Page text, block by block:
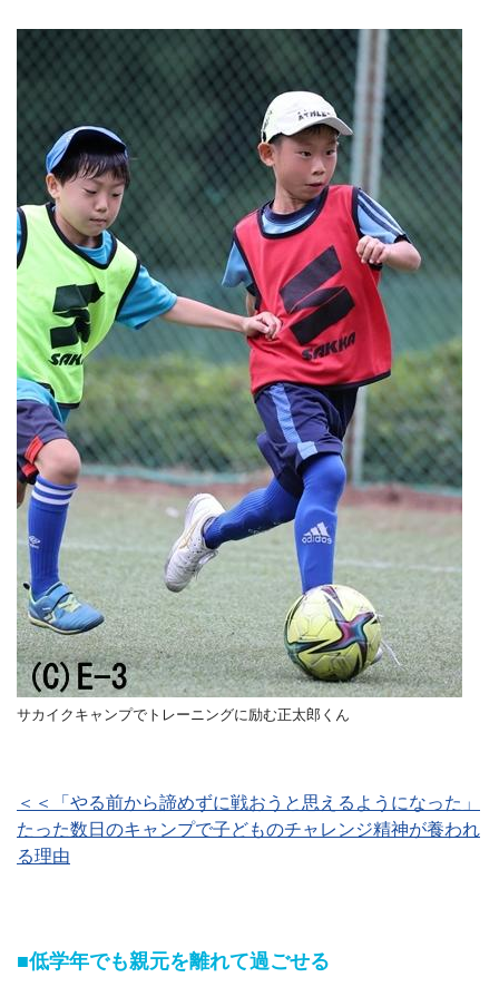
サカイクキャンプでトレーニングに励む正太郎くん
＜＜「やる前から諦めずに戦おうと思えるようになった」
たった数日のキャンプで子どものチャレンジ精神が養われ
る理由
■低学年でも親元を離れて過ごせる